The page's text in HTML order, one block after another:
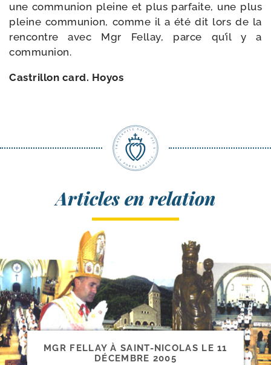
une com­mu­nion pleine et plus par­faite, une plus
pleine com­mu­nion, comme il a été dit lors de la
ren­contre avec Mgr Fellay, parce qu’il y a
communion.
Castrillon card. Hoyos
Articles en relation
MGR FELLAY À SAINT-​NICOLAS LE 11
DÉCEMBRE 2005